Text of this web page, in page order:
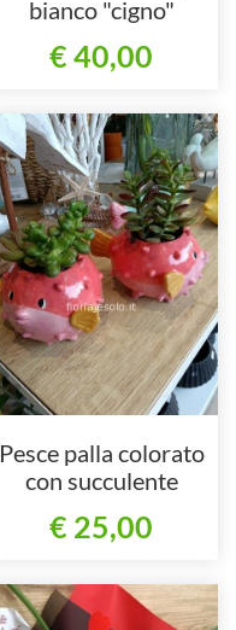
bianco "cigno"
€ 40,00
Pesce palla colorato
con succulente
€ 25,00